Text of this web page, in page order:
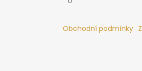
Obchodní podmínky